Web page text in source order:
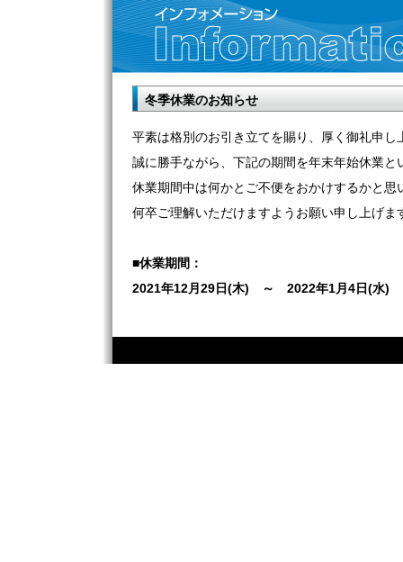
冬季休業のお知らせ
平素は格別のお引き立てを賜り、厚く御礼申し
誠に勝手ながら、下記の期間を年末年始休業と
休業期間中は何かとご不便をおかけするかと思
何卒ご理解いただけますようお願い申し上げま
■休業期間：
2021年12月29日(木) ～ 2022年1月4日(水)